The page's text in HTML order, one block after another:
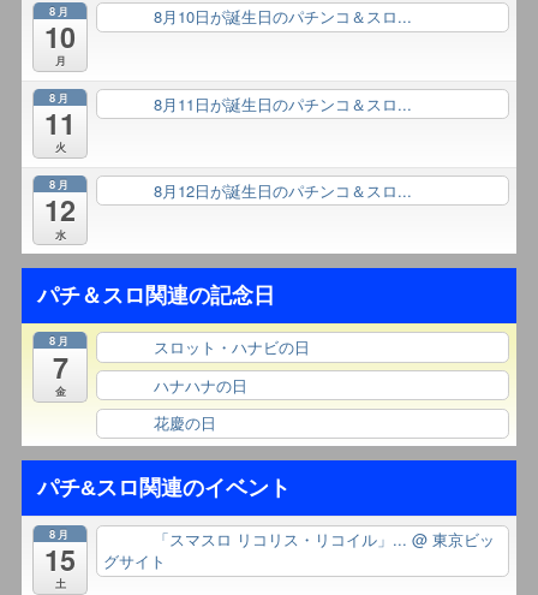
8月
10
月
8月10日が誕生日のパチンコ＆スロ...
8月
11
火
8月11日が誕生日のパチンコ＆スロ...
8月
12
水
8月12日が誕生日のパチンコ＆スロ...
パチ＆スロ関連の記念日
8月
7
金
スロット・ハナビの日
ハナハナの日
花慶の日
パチ&スロ関連のイベント
8月
15
土
「スマスロ リコリス・リコイル」... @ 東京ビッ
グサイト